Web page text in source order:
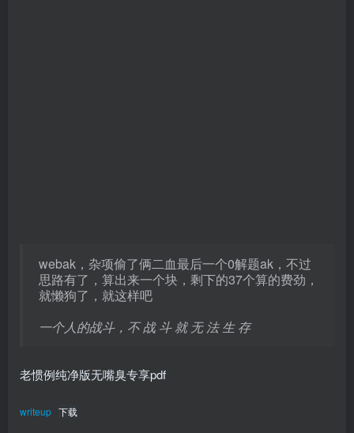
webak，杂项偷了俩二血最后一个0解题ak，不过
思路有了，算出来一个块，剩下的37个算的费劲，
就懒狗了，就这样吧
一个人的战斗，不 战 斗 就 无 法 生 存
老惯例纯净版无嘴臭专享pdf
writeup 下载